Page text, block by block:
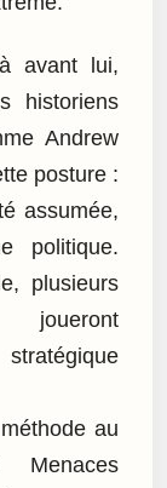
avant lui,
historiens
Andrew
posture :
assumée,
politique.
plusieurs
au
Menaces